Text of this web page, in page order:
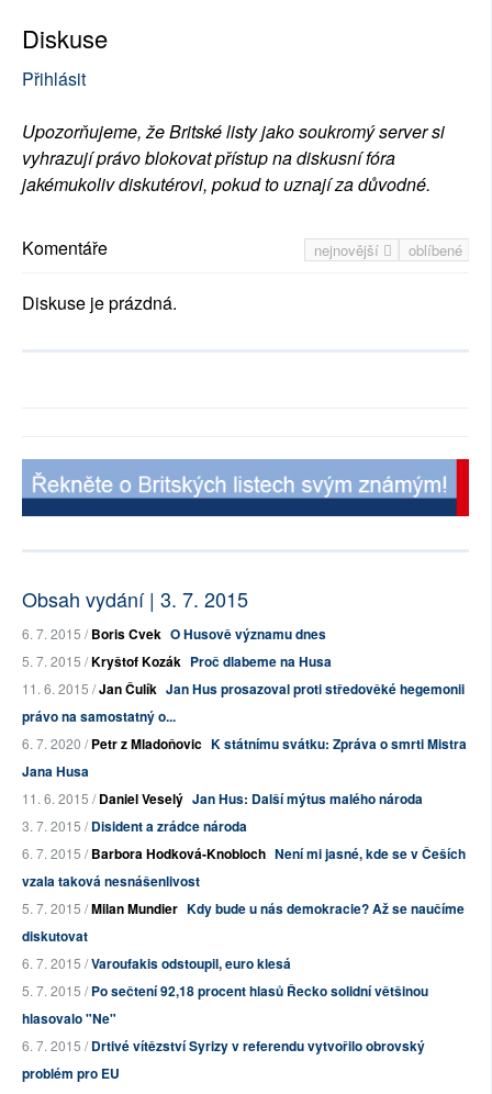
Diskuse
Přihlásit
Upozorňujeme, že Britské listy jako soukromý server si
vyhrazují právo blokovat přístup na diskusní fóra
jakémukoliv diskutérovi, pokud to uznají za důvodné.
nejnovější oblíbené
Komentáře
Diskuse je prázdná.
Obsah vydání | 3. 7. 2015
6. 7. 2015 /Boris Cvek O Husově významu dnes
5. 7. 2015 /Kryštof Kozák Proč dlabeme na Husa
11. 6. 2015 /Jan Čulík Jan Hus prosazoval proti středověké hegemonii
právo na samostatný o...
6. 7. 2020 /Petr z Mladoňovic K státnímu svátku: Zpráva o smrti Mistra
Jana Husa
11. 6. 2015 /Daniel Veselý Jan Hus: Další mýtus malého národa
3. 7. 2015 /Disident a zrádce národa
6. 7. 2015 /Barbora Hodková-Knobloch Není mi jasné, kde se v Češích
vzala taková nesnášenlivost
5. 7. 2015 /Milan Mundier Kdy bude u nás demokracie? Až se naučíme
diskutovat
6. 7. 2015 /Varoufakis odstoupil, euro klesá
5. 7. 2015 /Po sečtení 92,18 procent hlasů Řecko solidní většinou
hlasovalo "Ne"
6. 7. 2015 /Drtivé vítězství Syrizy v referendu vytvořilo obrovský
problém pro EU